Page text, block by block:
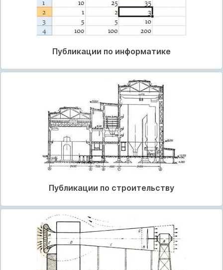
Публикации по информатике
Публикации по строительству